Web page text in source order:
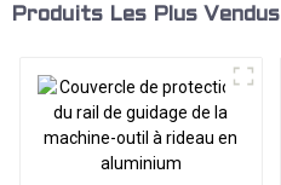
Produits Les Plus Vendus